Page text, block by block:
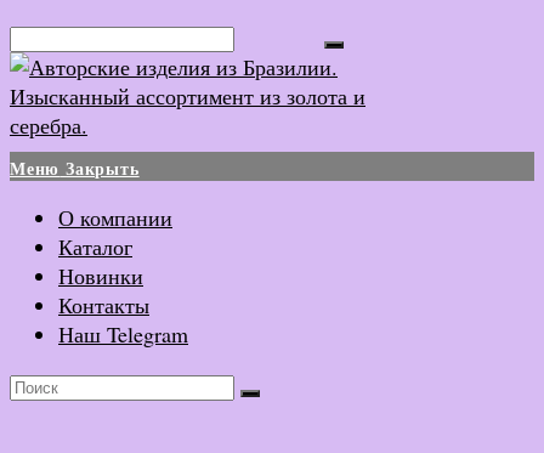
Перейти
к
содержимому
Меню Закрыть
О компании
Каталог
Новинки
Контакты
Наш Telegram